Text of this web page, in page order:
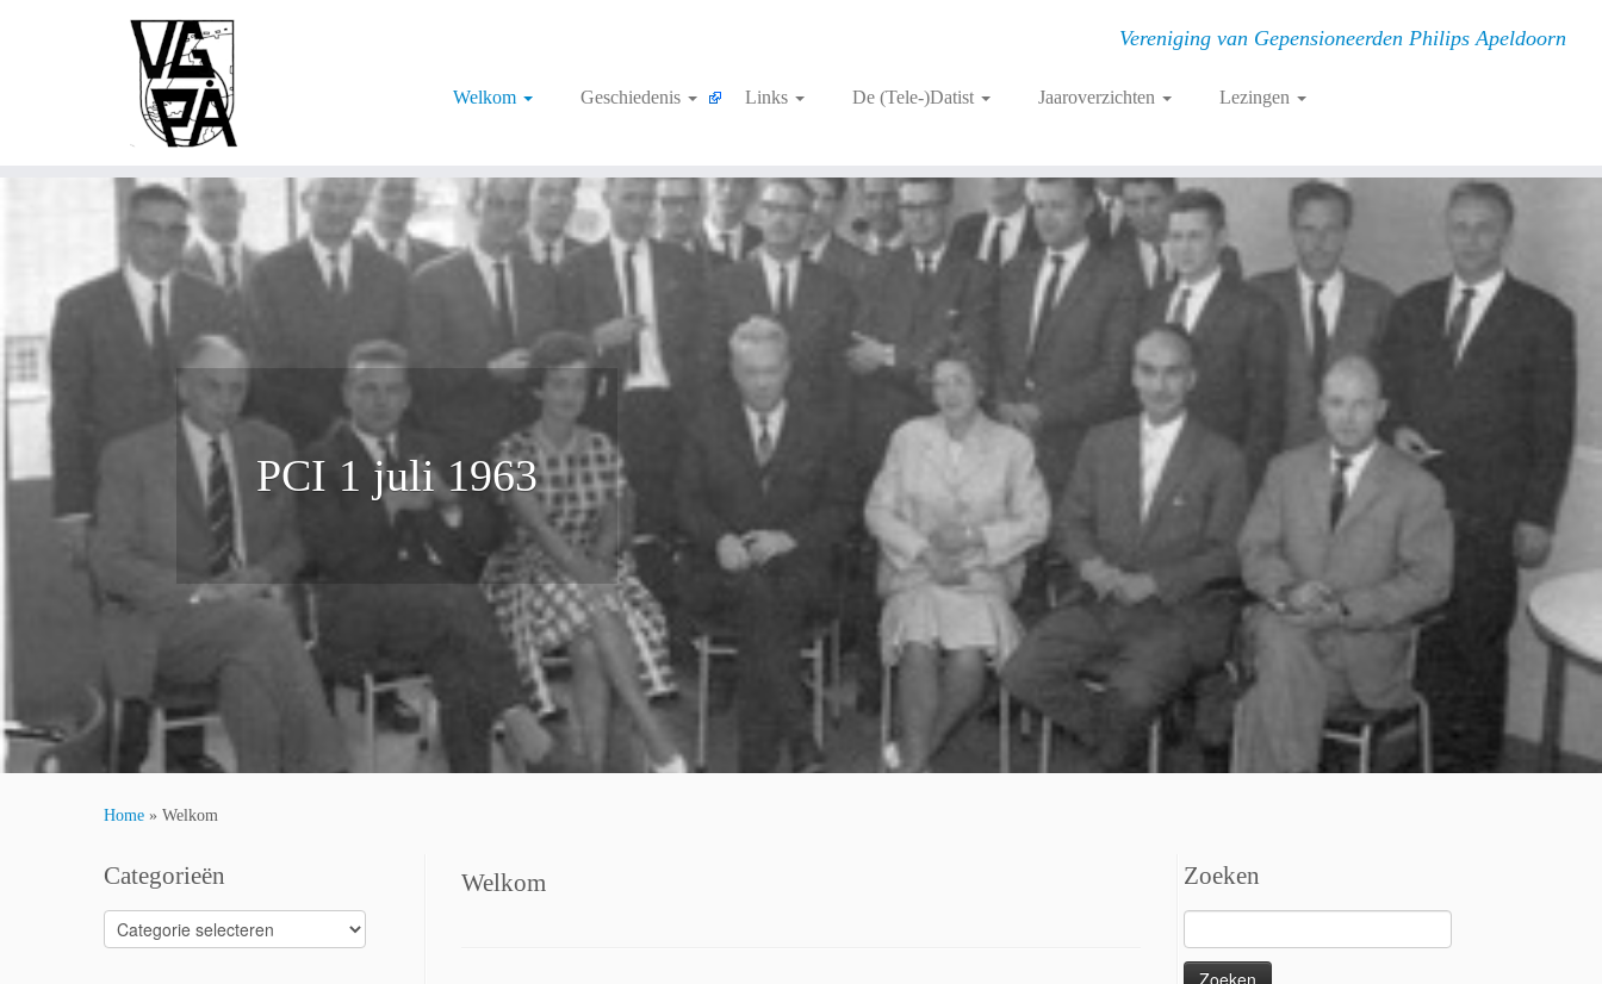
Vereniging van Gepensioneerden Philips Apeldoorn
Welkom Geschiedenis Links De (Tele-)Datist Jaaroverzichten Lezingen
PCI 1 juli 1963
Home » Welkom
Categorieën
Categorieën
Welkom Zoeken
naar: